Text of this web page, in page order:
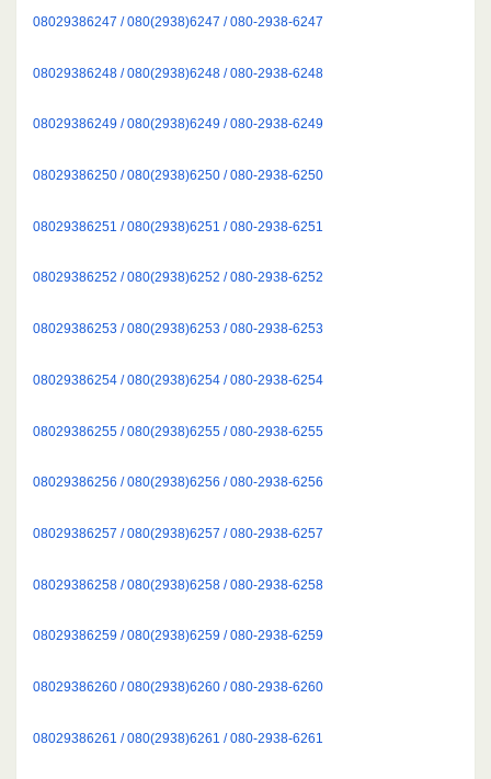
08029386247 / 080(2938)6247 / 080-2938-6247
08029386248 / 080(2938)6248 / 080-2938-6248
08029386249 / 080(2938)6249 / 080-2938-6249
08029386250 / 080(2938)6250 / 080-2938-6250
08029386251 / 080(2938)6251 / 080-2938-6251
08029386252 / 080(2938)6252 / 080-2938-6252
08029386253 / 080(2938)6253 / 080-2938-6253
08029386254 / 080(2938)6254 / 080-2938-6254
08029386255 / 080(2938)6255 / 080-2938-6255
08029386256 / 080(2938)6256 / 080-2938-6256
08029386257 / 080(2938)6257 / 080-2938-6257
08029386258 / 080(2938)6258 / 080-2938-6258
08029386259 / 080(2938)6259 / 080-2938-6259
08029386260 / 080(2938)6260 / 080-2938-6260
08029386261 / 080(2938)6261 / 080-2938-6261